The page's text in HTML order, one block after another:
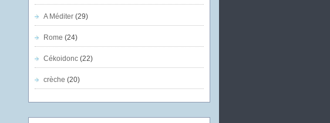
A Méditer(29)
Rome (24)
Cékoidonc(22)
crèche (20)